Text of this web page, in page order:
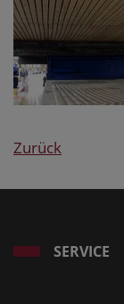
Zurück
SERVICE